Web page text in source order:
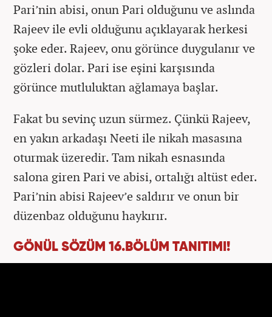
Pari’nin abisi, onun Pari olduğunu ve aslında
Rajeev ile evli olduğunu açıklayarak herkesi
şoke eder. Rajeev, onu görünce duygulanır ve
gözleri dolar. Pari ise eşini karşısında
görünce mutluluktan ağlamaya başlar.
Fakat bu sevinç uzun sürmez. Çünkü Rajeev,
en yakın arkadaşı Neeti ile nikah masasına
oturmak üzeredir. Tam nikah esnasında
salona giren Pari ve abisi, ortalığı altüst eder.
Pari’nin abisi Rajeev’e saldırır ve onun bir
düzenbaz olduğunu haykırır.
GÖNÜL SÖZÜM 16.BÖLÜM TANITIMI!